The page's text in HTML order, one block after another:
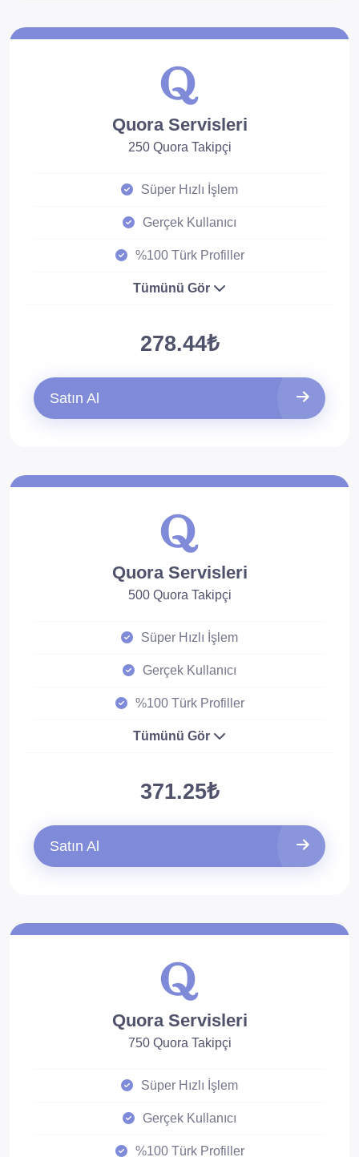
Quora Servisleri
250 Quora Takipçi
Süper Hızlı İşlem
Gerçek Kullanıcı
%100 Türk Profiller
Tümünü Gör
278.44₺
Satın Al
Quora Servisleri
500 Quora Takipçi
Süper Hızlı İşlem
Gerçek Kullanıcı
%100 Türk Profiller
Tümünü Gör
371.25₺
Satın Al
Quora Servisleri
750 Quora Takipçi
Süper Hızlı İşlem
Gerçek Kullanıcı
%100 Türk Profiller